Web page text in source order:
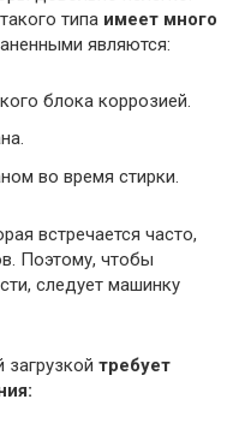
типа имеет много
являются:
блока коррозией.
во время стирки.
встречается часто,
Поэтому, чтобы
следует машинку
загрузкой требует